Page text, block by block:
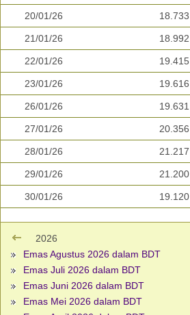
20/01/26 18.733
21/01/26 18.992
22/01/26 19.415
23/01/26 19.616
26/01/26 19.631
27/01/26 20.356
28/01/26 21.217
29/01/26 21.200
30/01/26 19.120
2026
Emas Agustus 2026 dalam BDT
Emas Juli 2026 dalam BDT
Emas Juni 2026 dalam BDT
Emas Mei 2026 dalam BDT